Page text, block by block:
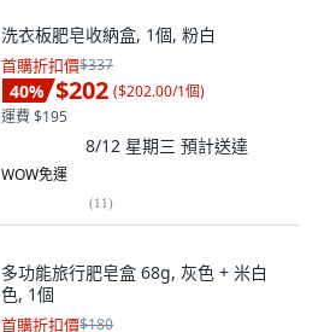
洗衣板肥皂收納盒, 1個, 粉白
首購折扣價$337
40% $202 ($202.00/1個)
運費 $195
8/12 星期三 預計送達
WOW免運
(11)
多功能旅行肥皂盒 68g, 灰色 + 米白
色, 1個
首購折扣價$180